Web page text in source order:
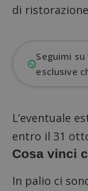
di
Seguimi su
esclusive
L’eventuale
entro il 31
Cosa vinci
In palio ci